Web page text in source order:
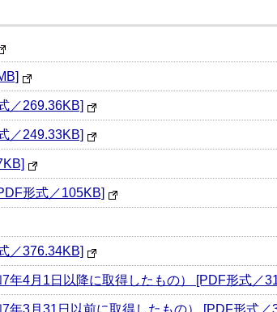
／269.36KB]
／249.33KB]
形式／105KB]
／376.34KB]
年4月1日以降に取得したもの） [PDF形式／
年3月31日以前に取得したもの） [PDF形式／